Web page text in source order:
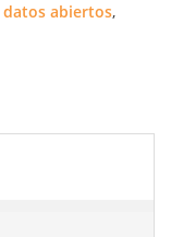
datos abiertos,